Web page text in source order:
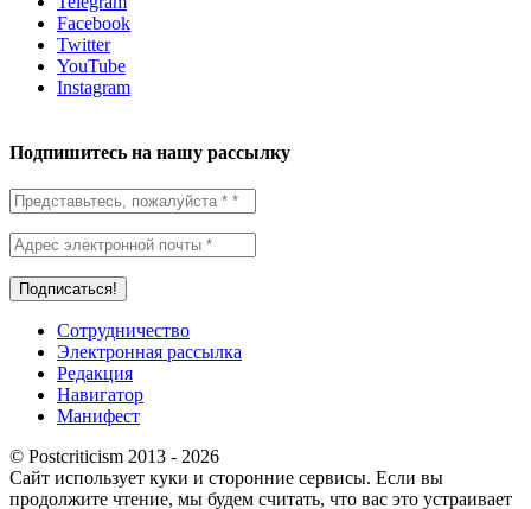
Facebook
Twitter
YouTube
Instagram
Подпишитесь на нашу рассылку
Сотрудничество
Электронная рассылка
Редакция
Навигатор
Манифест
© Postcriticism 2013 - 2026
Сайт использует куки и сторонние сервисы. Если вы
продолжите чтение, мы будем считать, что вас это устраивает